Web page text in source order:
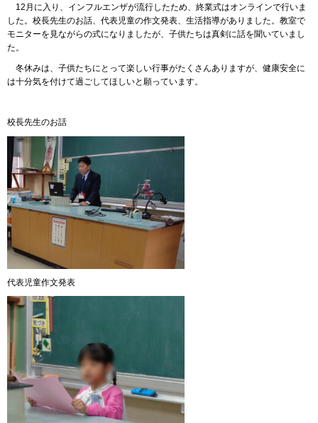
12月に入り、インフルエンザが流行したため、終業式はオンラインで行いま
した。校長先生のお話、代表児童の作文発表、生活指導がありました。教室で
モニターを見ながらの式になりましたが、子供たちは真剣に話を聞いていまし
た。
冬休みは、子供たちにとって楽しい行事がたくさんありますが、健康安全に
は十分気を付けて過ごしてほしいと願っています。
校長先生のお話
代表児童作文発表